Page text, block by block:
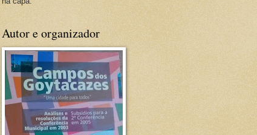
Autor e organizador